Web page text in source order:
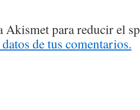
Akismet para reducir el
de tus comentarios.